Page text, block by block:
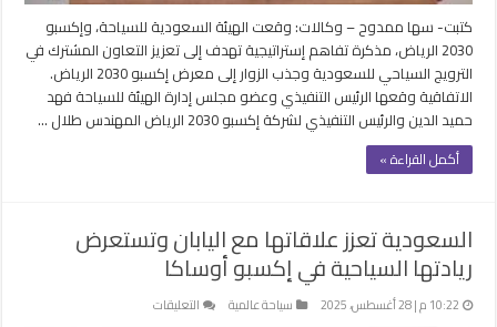
كتبت- سها ممدوح – وكالات: وقعت الهيئة السعودية للسياحة، وإكسبو
2030 الرياض، مذكرة تفاهم إستراتيجية تهدف إلى تعزيز التعاون المشترك في
الترويج السياحي للسعودية وجذب الزوار إلى معرض إكسبو 2030 الرياض.
الاتفاقية وقعها الرئيس التنفيذي وعضو مجلس إدارة الهيئة للسياحة فهد
حميد الدين والرئيس التنفيذي لشركة إكسبو 2030 الرياض المهندس طلال …
أكمل القراءة »
السعودية تعزز علاقاتها مع اليابان وتستعرض
ريادتها السياحية في إكسبو أوساكا
10:22 م | 28 أغسطس، 2025 سياحة عالمية التعليقات